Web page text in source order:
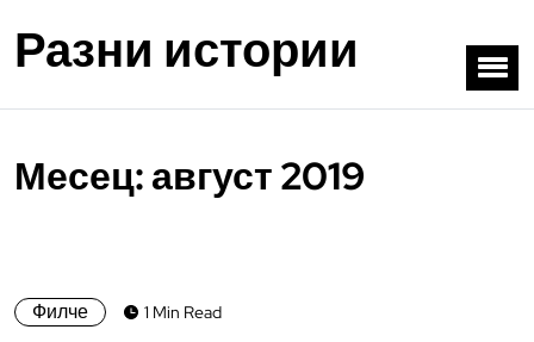
Разни истории
Месец:август 2019
Филче 1 Min Read